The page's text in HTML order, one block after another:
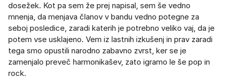
dosežek. Kot pa sem že prej napisal, sem še vedno
mnenja, da menjava članov v bandu vedno potegne za
seboj posledice, zaradi katerih je potrebno veliko vaj, da je
potem vse usklajeno. Vem iz lastnih izkušenj in prav zaradi
tega smo opustili narodno zabavno zvrst, ker se je
zamenjalo preveč harmonikašev, zato igramo le še pop in
rock.